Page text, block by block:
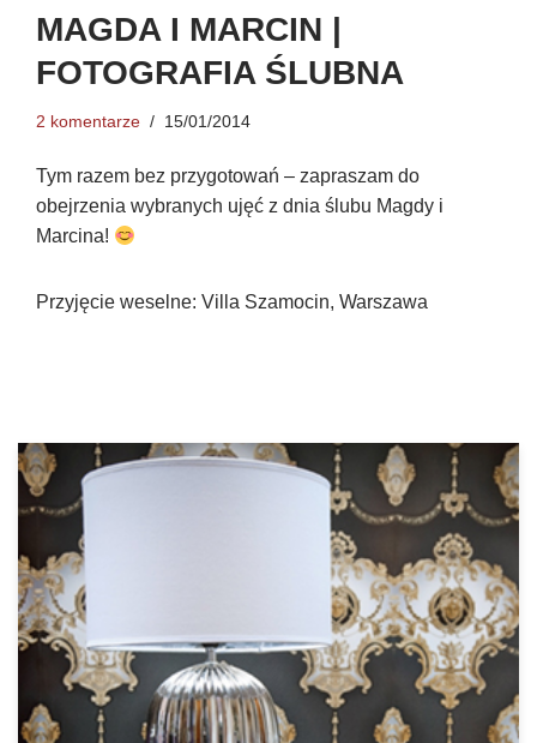
MAGDA I MARCIN |
FOTOGRAFIA ŚLUBNA
2 komentarze 15/01/2014
Tym razem bez przygotowań – zapraszam do
obejrzenia wybranych ujęć z dnia ślubu Magdy i
Marcina!
Przyjęcie weselne: Villa Szamocin, Warszawa